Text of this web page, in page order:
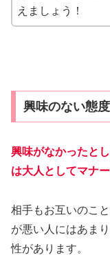
えましょう！
興味のない態
興味がなかったと
は大人としてマナー
相手もお互いのこ
が悪い人にはあま
性があります。